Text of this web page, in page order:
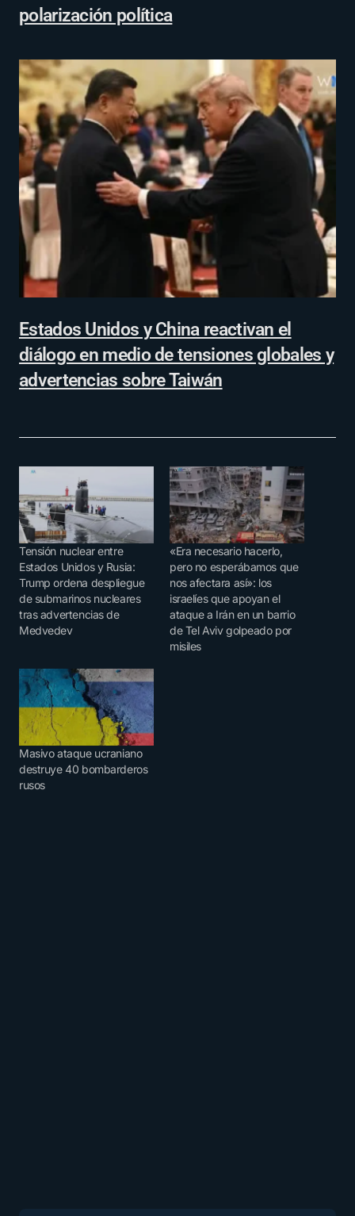
polarización política
Estados Unidos y China reactivan el
diálogo en medio de tensiones globales y
advertencias sobre Taiwán
Tensión nuclear entre
Estados Unidos y Rusia:
Trump ordena despliegue
de submarinos nucleares
tras advertencias de
Medvedev
«Era necesario hacerlo,
pero no esperábamos que
nos afectara así»: los
israelíes que apoyan el
ataque a Irán en un barrio
de Tel Aviv golpeado por
misiles
Masivo ataque ucraniano
destruye 40 bombarderos
rusos